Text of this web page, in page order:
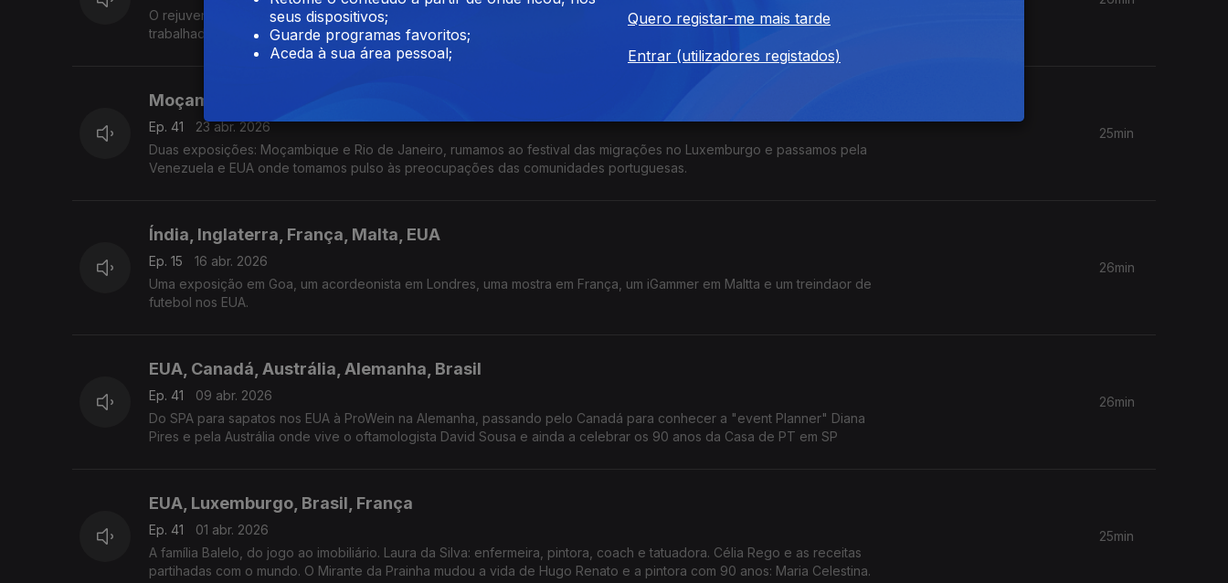
O rejuvenescer de um Podcast Luso-Brasileiro, um antigo locutor de rádio que agora luta pelos direiros dos
trabalhadores. Uma exposição em França e dois amantes do ensino, nos EUA e Irlanda.
Moçambique, Rio de Janeiro, Luxemburgo, Venezuela e EUA
Ep. 41
23 abr. 2026
Duas exposições: Moçambique e Rio de Janeiro, rumamos ao festival das migrações no Luxemburgo e passamos pela
Venezuela e EUA onde tomamos pulso às preocupações das comunidades portuguesas.
25min
Índia, Inglaterra, França, Malta, EUA
Ep. 15
16 abr. 2026
Uma exposição em Goa, um acordeonista em Londres, uma mostra em França, um iGammer em Maltta e um treindaor de
futebol nos EUA.
26min
EUA, Canadá, Austrália, Alemanha, Brasil
Ep. 41
09 abr. 2026
Do SPA para sapatos nos EUA à ProWein na Alemanha, passando pelo Canadá para conhecer a "event Planner" Diana
Pires e pela Austrália onde vive o oftamologista David Sousa e ainda a celebrar os 90 anos da Casa de PT em SP
26min
EUA, Luxemburgo, Brasil, França
Ep. 41
01 abr. 2026
A família Balelo, do jogo ao imobiliário. Laura da Silva: enfermeira, pintora, coach e tatuadora. Célia Rego e as receitas
partihadas com o mundo. O Mirante da Prainha mudou a vida de Hugo Renato e a pintora com 90 anos: Maria Celestina.
25min
seus dispositivos;
Guarde programas favoritos;
Aceda à sua área pessoal;
Quero registar-me mais tarde
Entrar (utilizadores registados)